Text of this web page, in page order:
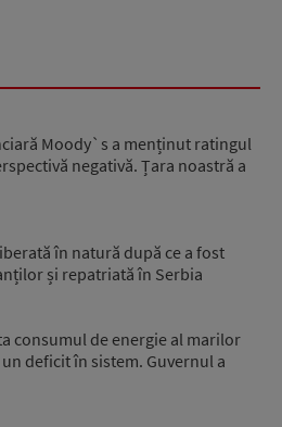
Moody`s a menținut ratingul
negativă. Țara noastră a
în natură după ce a fost
și repatriată în Serbia
consumul de energie al marilor
deficit în sistem. Guvernul a